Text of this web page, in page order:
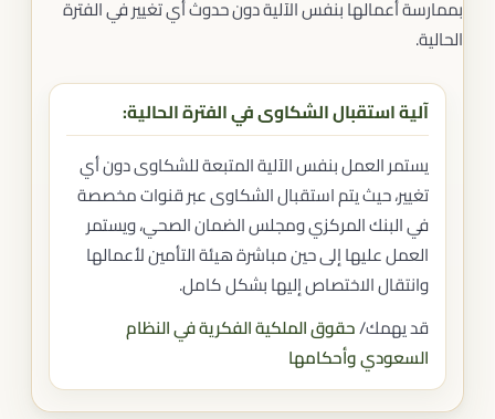
بممارسة أعمالها بنفس الآلية دون حدوث أي تغيير في الفترة
الحالية.
آلية استقبال الشكاوى في الفترة الحالية:
يستمر العمل بنفس الآلية المتبعة للشكاوى دون أي
تغيير، حيث يتم استقبال الشكاوى عبر قنوات مخصصة
في البنك المركزي ومجلس الضمان الصحي، ويستمر
العمل عليها إلى حين مباشرة هيئة التأمين لأعمالها
وانتقال الاختصاص إليها بشكل كامل.
قد يهمك/حقوق الملكية الفكرية في النظام
السعودي وأحكامها